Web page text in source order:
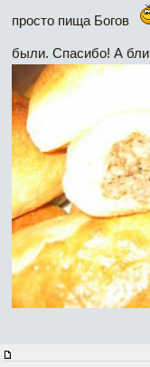
просто пища Богов
были. Спасибо! А